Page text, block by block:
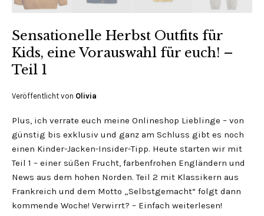
Sensationelle Herbst Outfits für
Kids, eine Vorauswahl für euch! –
Teil 1
Veröffentlicht von Olivia
Plus, ich verrate euch meine Onlineshop Lieblinge – von
günstig bis exklusiv und ganz am Schluss gibt es noch
einen Kinder-Jacken-Insider-Tipp. Heute starten wir mit
Teil 1 – einer süßen Frucht, farbenfrohen Engländern und
News aus dem hohen Norden. Teil 2 mit Klassikern aus
Frankreich und dem Motto „Selbstgemacht“ folgt dann
kommende Woche! Verwirrt? – Einfach weiterlesen!